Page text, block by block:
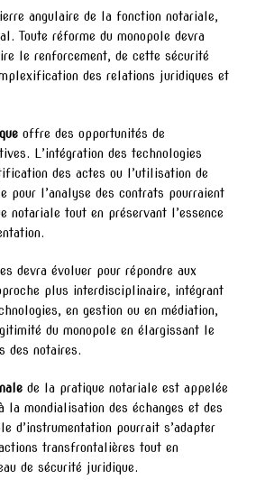
angulaire de la fonction notariale,
Toute réforme du monopole devra
le renforcement, de cette sécurité
des relations juridiques et
offre des opportunités de
L’intégration des technologies
des actes ou l’utilisation de
pour l’analyse des contrats pourraient
notariale tout en préservant l’essence
devra évoluer pour répondre aux
plus interdisciplinaire, intégrant
en gestion ou en médiation,
du monopole en élargissant le
des notaires.
de la pratique notariale est appelée
la mondialisation des échanges et des
d’instrumentation pourrait s’adapter
transfrontalières tout en
de sécurité juridique.